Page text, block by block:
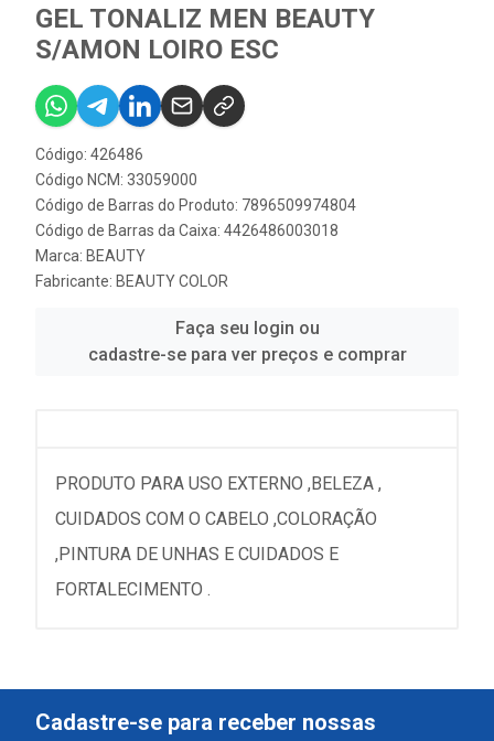
GEL TONALIZ MEN BEAUTY
S/AMON LOIRO ESC
Código: 426486
Código NCM: 33059000
Código de Barras do Produto: 7896509974804
Código de Barras da Caixa: 4426486003018
Marca: BEAUTY
Fabricante: BEAUTY COLOR
Faça seu login ou
cadastre-se para ver preços e comprar
PRODUTO PARA USO EXTERNO ,BELEZA ,
CUIDADOS COM O CABELO ,COLORAÇÃO
,PINTURA DE UNHAS E CUIDADOS E
FORTALECIMENTO .
Cadastre-se para receber nossas